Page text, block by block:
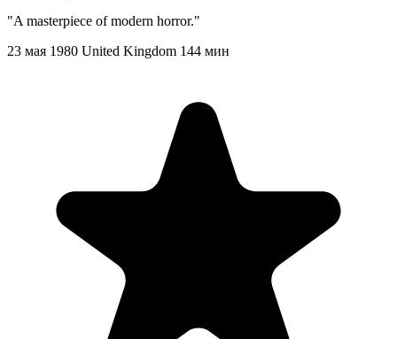
"A masterpiece of modern horror."
23 мая 1980 United Kingdom 144 мин